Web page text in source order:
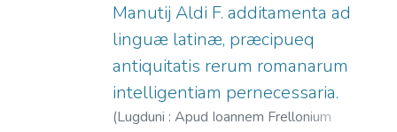
Manutij Aldi F. additamenta ad
linguæ latinæ, præcipueq
antiquitatis rerum romanarum
intelligentiam pernecessaria.
(Lugduni : Apud Ioannem Frellonium